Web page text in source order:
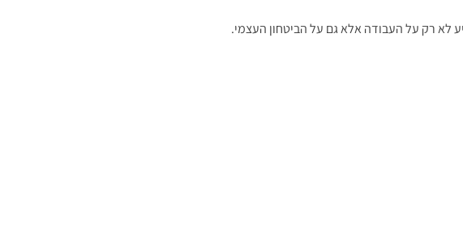
לא רק על העבודה אלא גם על הביטחון העצמי.